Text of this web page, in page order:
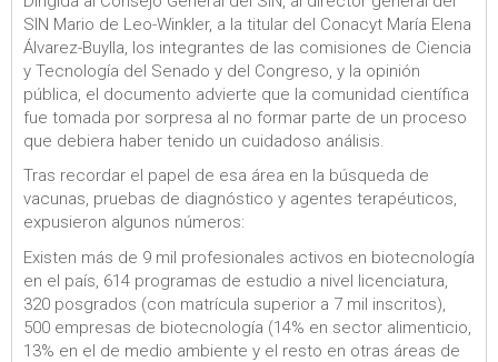
SIN Mario de Leo-Winkler, a la titular del Conacyt María Elena
Álvarez-Buylla, los integrantes de las comisiones de Ciencia
y Tecnología del Senado y del Congreso, y la opinión
pública, el documento advierte que la comunidad científica
fue tomada por sorpresa al no formar parte de un proceso
que debiera haber tenido un cuidadoso análisis.
Tras recordar el papel de esa área en la búsqueda de
vacunas, pruebas de diagnóstico y agentes terapéuticos,
expusieron algunos números:
Existen más de 9 mil profesionales activos en biotecnología
en el país, 614 programas de estudio a nivel licenciatura,
320 posgrados (con matrícula superior a 7 mil inscritos),
500 empresas de biotecnología (14% en sector alimenticio,
13% en el de medio ambiente y el resto en otras áreas de